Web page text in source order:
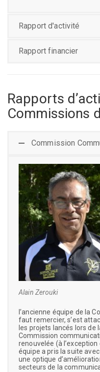
Rapport d'activité
Rapport financier
Rapports
Commissions
Commission
Alain Zerouki
l’ancienne équipe de la
faut remercier, s’est
les projets lancés lors de
Commission
renouvelée (à
équipe a pris la suite
une optique
secteurs de la